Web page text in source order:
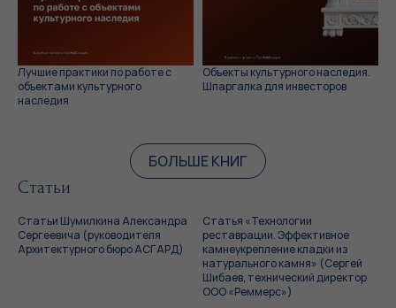
Лучшие практики по работе с
объектами культурного
наследия
Объекты культурного наследия.
Шпаргалка для инвесторов
БОЛЬШЕ КНИГ
Статьи
Статьи Шумилкина Александра
Сергеевича (руководителя
Архитектурного бюро АСГАРД)
Статья «Технологии
реставрации. Эффективное
камнеукрепление кладки из
натурального камня» (Сергей
Шибаев, технический директор
ООО «Реммерс»)